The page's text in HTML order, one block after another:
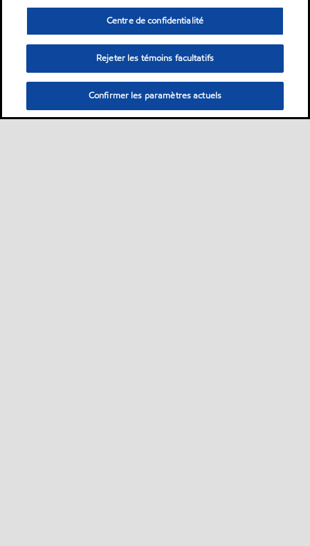
Centre de confidentialité
Rejeter les témoins facultatifs
Confirmer les paramètres actuels